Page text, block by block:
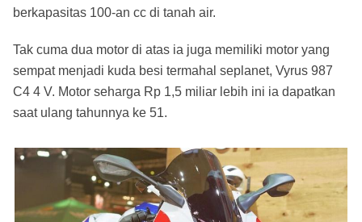
berkapasitas 100-an cc di tanah air.
Tak cuma dua motor di atas ia juga memiliki motor yang
sempat menjadi kuda besi termahal seplanet, Vyrus 987
C4 4 V. Motor seharga Rp 1,5 miliar lebih ini ia dapatkan
saat ulang tahunnya ke 51.